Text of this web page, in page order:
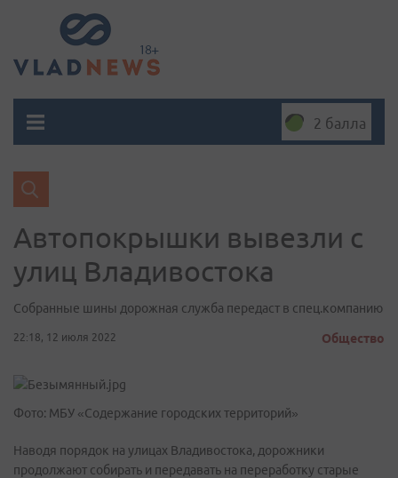
2 балла
Автопокрышки вывезли с
улиц Владивостока
Собранные шины дорожная служба передаст в спец.компанию
22:18, 12 июля 2022 Общество
Фото: МБУ «Содержание городских территорий»
Наводя порядок на улицах Владивостока, дорожники
продолжают собирать и передавать на переработку старые